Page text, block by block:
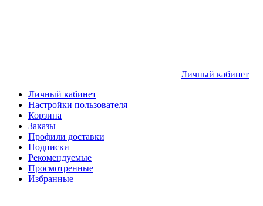
Личный кабинет
Личный кабинет
Настройки пользователя
Корзина
Заказы
Профили доставки
Подписки
Рекомендуемые
Просмотренные
Избранные